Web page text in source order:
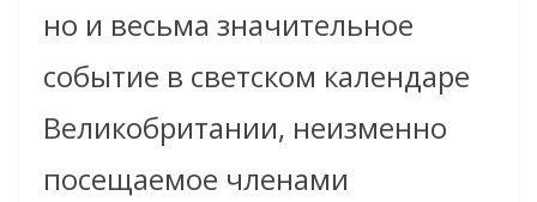
но и весьма значительное
событие в светском календаре
Великобритании, неизменно
посещаемое членами